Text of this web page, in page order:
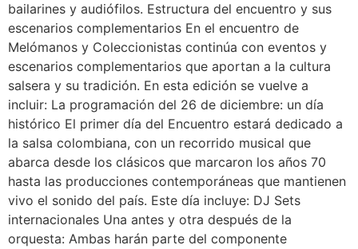
bailarines y audiófilos. Estructura del encuentro y sus
escenarios complementarios En el encuentro de
Melómanos y Coleccionistas continúa con eventos y
escenarios complementarios que aportan a la cultura
salsera y su tradición. En esta edición se vuelve a
incluir: La programación del 26 de diciembre: un día
histórico El primer día del Encuentro estará dedicado a
la salsa colombiana, con un recorrido musical que
abarca desde los clásicos que marcaron los años 70
hasta las producciones contemporáneas que mantienen
vivo el sonido del país. Este día incluye: DJ Sets
internacionales Una antes y otra después de la
orquesta: Ambas harán parte del componente